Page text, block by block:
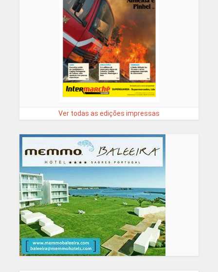
Ver todas as edições impressas